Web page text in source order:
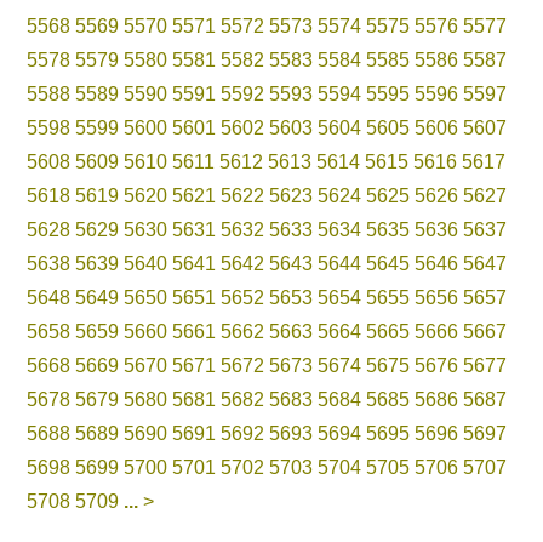
5568 5569 5570 5571 5572 5573 5574 5575 5576 5577
5578 5579 5580 5581 5582 5583 5584 5585 5586 5587
5588 5589 5590 5591 5592 5593 5594 5595 5596 5597
5598 5599 5600 5601 5602 5603 5604 5605 5606 5607
5608 5609 5610 5611 5612 5613 5614 5615 5616 5617
5618 5619 5620 5621 5622 5623 5624 5625 5626 5627
5628 5629 5630 5631 5632 5633 5634 5635 5636 5637
5638 5639 5640 5641 5642 5643 5644 5645 5646 5647
5648 5649 5650 5651 5652 5653 5654 5655 5656 5657
5658 5659 5660 5661 5662 5663 5664 5665 5666 5667
5668 5669 5670 5671 5672 5673 5674 5675 5676 5677
5678 5679 5680 5681 5682 5683 5684 5685 5686 5687
5688 5689 5690 5691 5692 5693 5694 5695 5696 5697
5698 5699 5700 5701 5702 5703 5704 5705 5706 5707
5708 5709 ... >